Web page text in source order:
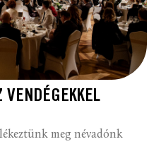
VENDÉGEKKEL
meg névadónk